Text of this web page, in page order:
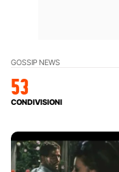
GOSSIP NEWS
53
CONDIVISIONI